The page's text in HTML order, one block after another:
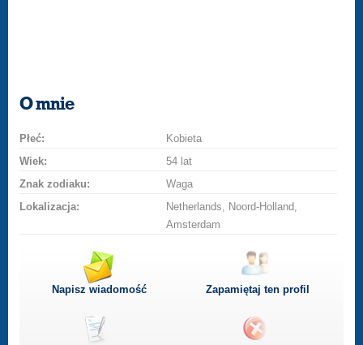
O mnie
Płeć:
Kobieta
Wiek:
54 lat
Znak zodiaku:
Waga
Lokalizacja:
Netherlands, Noord-Holland,
Amsterdam
Napisz wiadomość Zapamiętaj ten profil